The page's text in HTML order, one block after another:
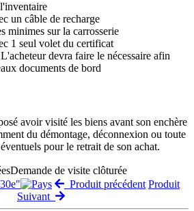
un câble de recharge
minimes sur la carrosserie
1 seul volet du certificat
devra faire le nécessaire afin
documents de bord
avoir visité les biens avant son enchère
du démontage, déconnexion ou toute
pour le retrait de son achat.
Demande de visite clôturée
Produit précédent Produit
Suivant